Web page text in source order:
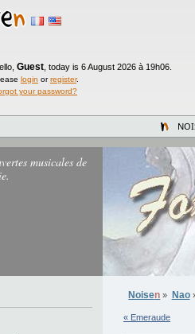
Guest today is 6 August 2026 à 19h06.
login orregister.
your password?
musicales de
Noisen » Nao
« Emeraude